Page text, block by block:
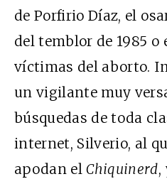
de Porfirio Díaz, el
del temblor de 1985
víctimas del aborto.
un vigilante muy
búsquedas de toda
internet, Silverio, al
apodan elChiquinerd,